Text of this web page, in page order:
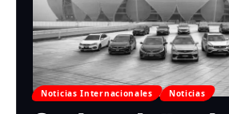
Noticias Internacionales Noticias